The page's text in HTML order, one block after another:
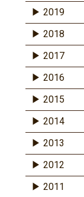
2019
2018
2017
2016
2015
2014
2013
2012
2011